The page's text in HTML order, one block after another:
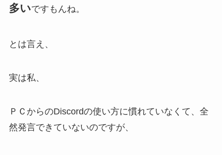
多いですもんね。
とは言え、
実は私、
ＰＣからのDiscordの使い方に慣れていなくて、全
然発言できていないのですが、